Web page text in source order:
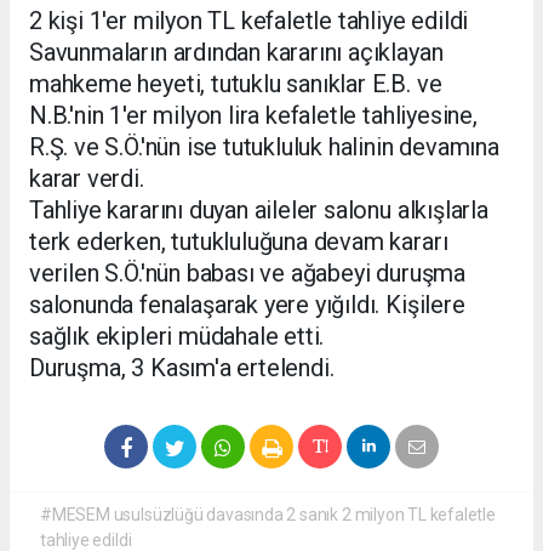
2 kişi 1'er milyon TL kefaletle tahliye edildi
Savunmaların ardından kararını açıklayan
mahkeme heyeti, tutuklu sanıklar E.B. ve
N.B.'nin 1'er milyon lira kefaletle tahliyesine,
R.Ş. ve S.Ö.'nün ise tutukluluk halinin devamına
karar verdi.
Tahliye kararını duyan aileler salonu alkışlarla
terk ederken, tutukluluğuna devam kararı
verilen S.Ö.'nün babası ve ağabeyi duruşma
salonunda fenalaşarak yere yığıldı. Kişilere
sağlık ekipleri müdahale etti.
Duruşma, 3 Kasım'a ertelendi.
#MESEM usulsüzlüğü davasında 2 sanık 2 milyon TL kefaletle
tahliye edildi